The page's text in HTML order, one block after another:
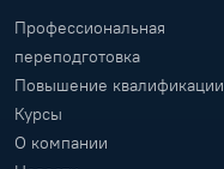
Профессиональная
переподготовка
Повышение квалификации
Курсы
О компании